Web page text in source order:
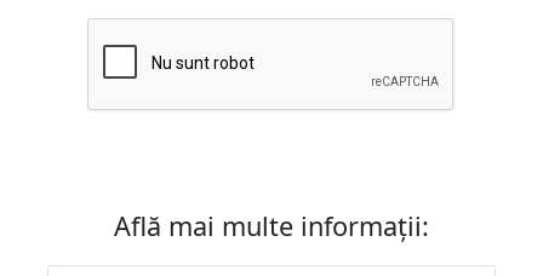
Află mai multe informații: